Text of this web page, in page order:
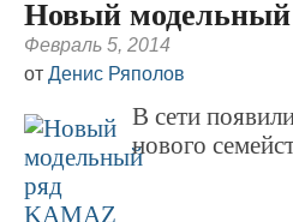
Новый
Февраль 5, 2014
от Денис Ряполов
В сети
нового